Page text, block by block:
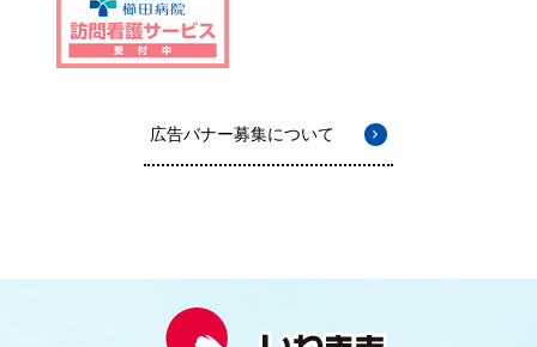
広告バナー募集について